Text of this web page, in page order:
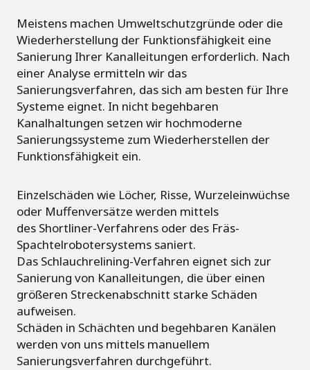
Meistens machen Umweltschutzgründe oder die
Wiederherstellung der Funktionsfähigkeit eine
Sanierung Ihrer Kanalleitungen erforderlich. Nach
einer Analyse ermitteln wir das
Sanierungsverfahren, das sich am besten für Ihre
Systeme eignet. In nicht begehbaren
Kanalhaltungen setzen wir hochmoderne
Sanierungssysteme zum Wiederherstellen der
Funktionsfähigkeit ein.
Einzelschäden wie Löcher, Risse, Wurzeleinwüchse
oder Muffenversätze werden mittels
des Shortliner-Verfahrens oder des Fräs-
Spachtelrobotersystems saniert.
Das Schlauchrelining-Verfahren eignet sich zur
Sanierung von Kanalleitungen, die über einen
größeren Streckenabschnitt starke Schäden
aufweisen.
Schäden in Schächten und begehbaren Kanälen
werden von uns mittels manuellem
Sanierungsverfahren durchgeführt.